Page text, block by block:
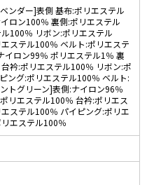
ンダー]表側 基布:ポリエステル
ロン100％ 裏側:ポリエステル
100％ リボン:ポリエステル
ステル100％ ベルト:ポリエステ
イロン99％ ポリエステル1％ 裏
衿:ポリエステル100％ リボン:ポ
ング:ポリエステル100％ ベルト:
トグリーン]表側:ナイロン96％
リエステル100％ 台衿:ポリエス
ステル100％ パイピング:ポリエ
エステル100％